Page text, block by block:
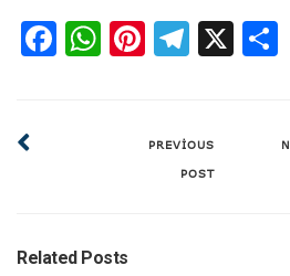
Facebook
WhatsApp
Pinterest
X
PREVIOUS
POST
Related Posts